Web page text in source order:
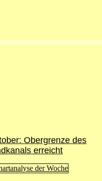
Obergrenze des
erreicht